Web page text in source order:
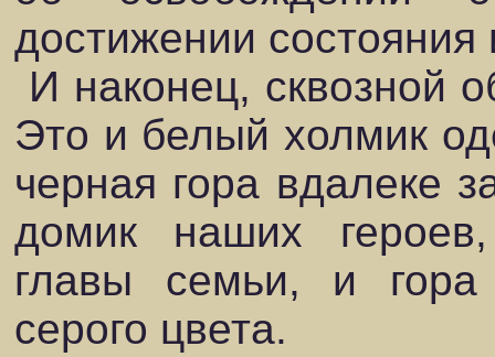
достижении состояния
И наконец, сквозной
Это и белый холмик
черная гора вдалеке
домик наших
главы семьи, и гора
серого цвета.